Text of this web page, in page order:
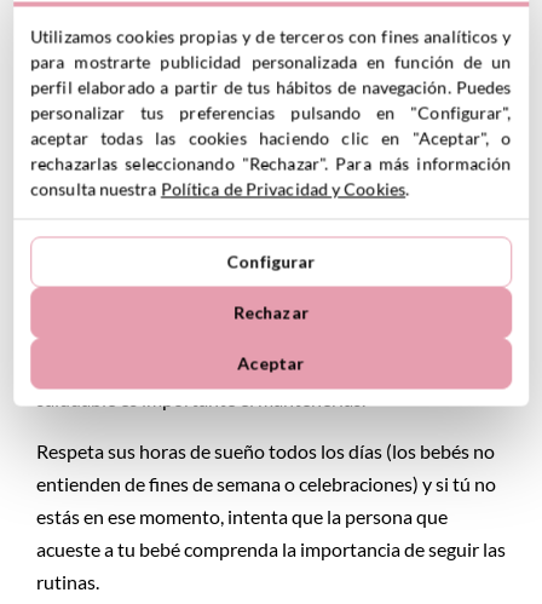
agradecen estar con sus padres, sentir que les dedicas tu
tiempo.
Si solo notan tu presencia cuando vas a acostarlos,
posiblemente no quieran dormirse justo por eso, por
estar más tiempo a tu lado.
9- La práctica hace al maestro
Tan importante como establecer unas rutinas de sueño
Respeta sus horas de sueño todos los días (los bebés no
entienden de fines de semana o celebraciones) y si tú no
estás en ese momento, intenta que la persona que
acueste a tu bebé comprenda la importancia de seguir las
rutinas.
Utilizamos cookies propias y de terceros con fines analíticos y
para mostrarte publicidad personalizada en función de un
perfil elaborado a partir de tus hábitos de navegación. Puedes
personalizar tus preferencias pulsando en "Configurar",
aceptar todas las cookies haciendo clic en "Aceptar", o
rechazarlas seleccionando "Rechazar". Para más información
consulta nuestra Política de Privacidad y Cookies.
Configurar
Rechazar
Aceptar